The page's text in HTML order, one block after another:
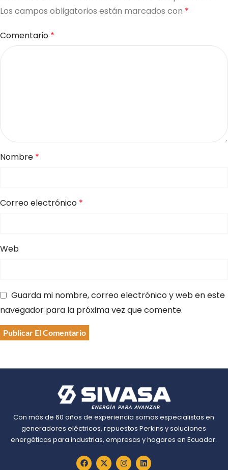
Los campos obligatorios están marcados con *
Comentario *
Nombre *
Correo electrónico *
Web
Guarda mi nombre, correo electrónico y web en este
navegador para la próxima vez que comente.
Con más de 60 años de experiencia somos especialistas en
generadores eléctricos, repuestos Perkins y soluciones
energéticas para industrias, empresas y hogares en Ecuador.